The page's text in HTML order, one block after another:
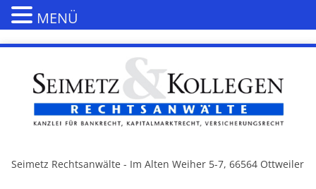
Seimetz Rechtsanwälte - Im Alten Weiher 5-7, 66564 Ottweiler
MENÜ